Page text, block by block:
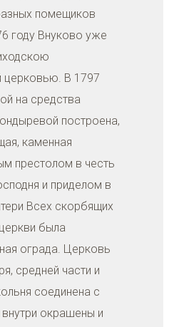
помещиков
году Внуково уже
В 1797
на средства
построена,
каменная
престолом в честь
и приделом в
Всех скорбящих
была
ограда. Церковь
средней части и
соединена с
окрашены и